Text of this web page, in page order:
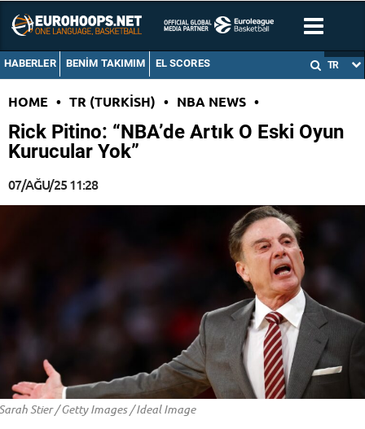
HABERLER BENIM TAKIMIM EL SCORES TR
HOME • TR (TURKISH) • NBA NEWS •
Rick Pitino: “NBA’de Artık O Eski Oyun
Kurucular Yok”
07/AĞU/25 11:28
Stier / Getty Images / Ideal Image